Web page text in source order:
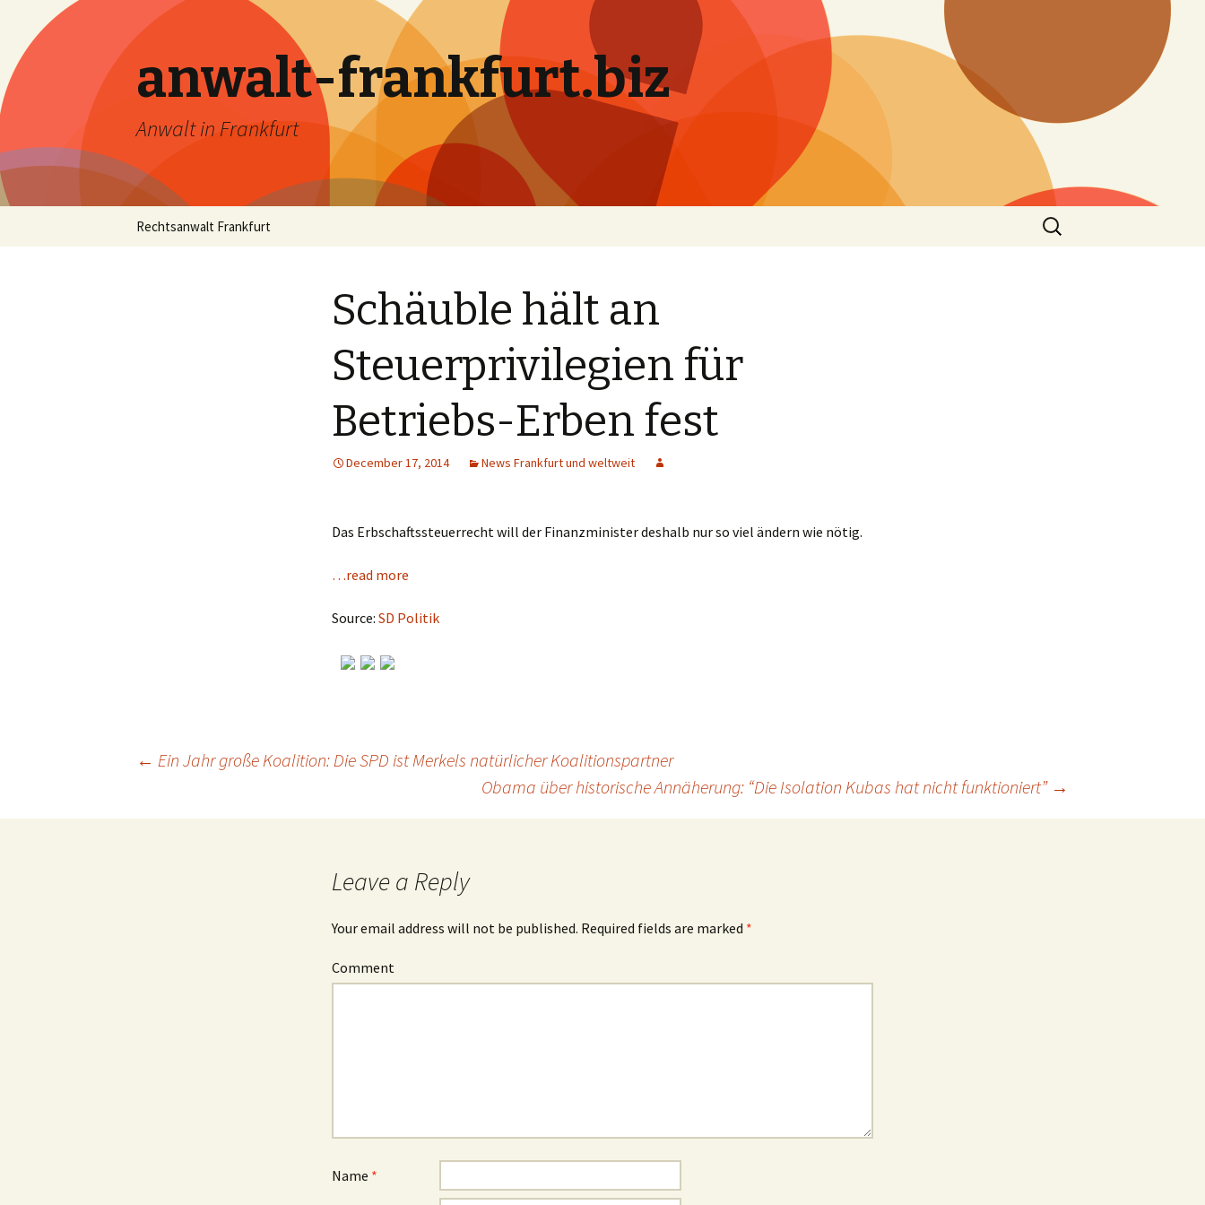
anwalt-frankfurt.biz
Anwalt in Frankfurt
Skip
Rechtsanwalt Frankfurt
Search
for:
Schäuble hält an
Steuerprivilegien für
Betriebs-Erben fest
December 17, 2014 News Frankfurt und weltweit
Das Erbschaftssteuerrecht will der Finanzminister deshalb nur so viel ändern wie nötig.
…read more
Source: SD Politik
Post
← Ein Jahr große Koalition: Die SPD ist Merkels natürlicher Koalitionspartner
Obama über historische Annäherung: “Die Isolation Kubas hat nicht funktioniert” →
Leave a Reply
Your email address will not be published. Required fields are marked *
Comment
Name *